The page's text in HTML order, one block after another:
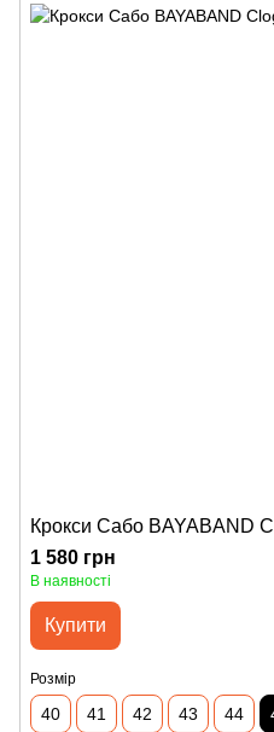
Крокси Сабо BAYABAND
1 580 грн
В наявності
Купити
Розмір
40 41 42 43 44